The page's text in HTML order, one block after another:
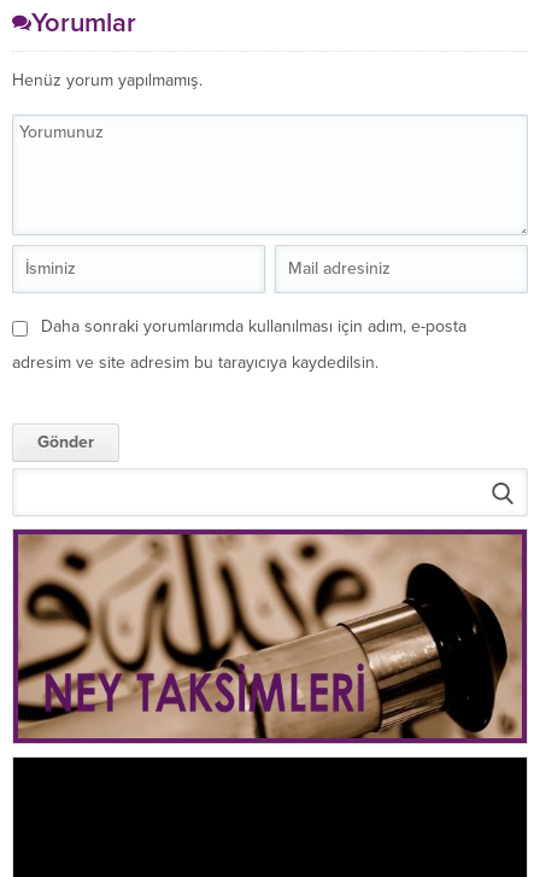
Yorumlar
Henüz yorum yapılmamış.
Daha sonraki yorumlarımda kullanılması için adım, e-posta
adresim ve site adresim bu tarayıcıya kaydedilsin.